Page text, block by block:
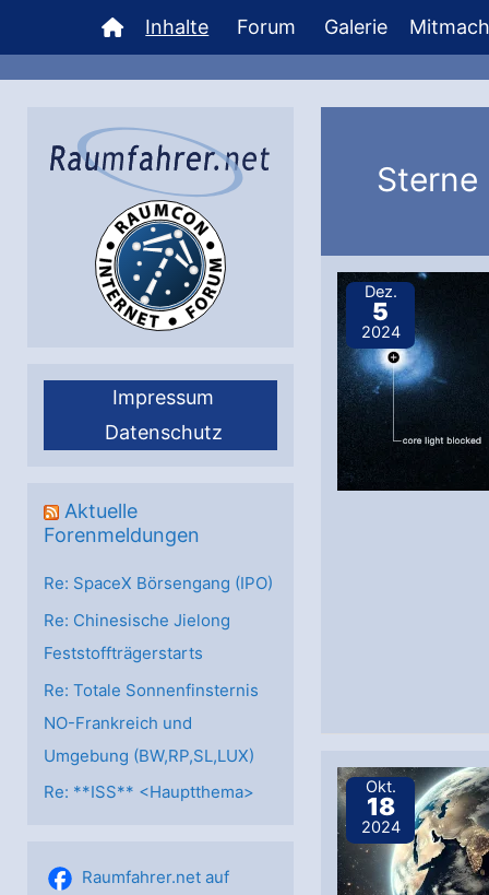
Inhalt
springen
Inhalte Forum Galerie
Impressum
Datenschutz
Aktuelle
Forenmeldungen
Re: SpaceX Börsengang (IPO)
Re: Chinesische Jielong
Feststoffträgerstarts
Re: Totale Sonnenfinsternis
NO-Frankreich und
Umgebung (BW,RP,SL,LUX)
Re: **ISS** <Hauptthema>
Raumfahrer.net auf
Sterne
Dez.
5
2024
Okt.
18
2024